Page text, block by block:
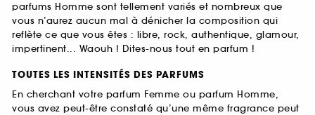
parfums Homme sont tellement variés et nombreux que
vous n’aurez aucun mal à dénicher la composition qui
reflète ce que vous êtes : libre, rock, authentique, glamour,
impertinent... Waouh ! Dites-nous tout en parfum !
TOUTES LES INTENSITÉS DES PARFUMS
En cherchant votre parfum Femme ou parfum Homme,
vous avez peut-être constaté qu’une même fragrance peut